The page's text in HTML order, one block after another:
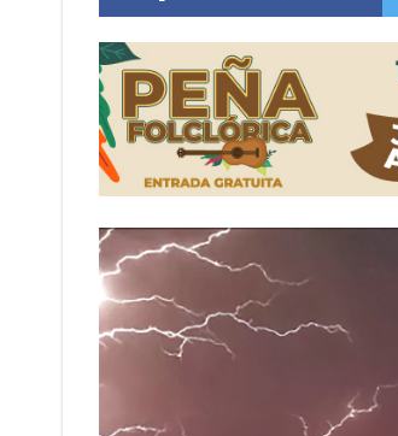
Villada: evalúan obras